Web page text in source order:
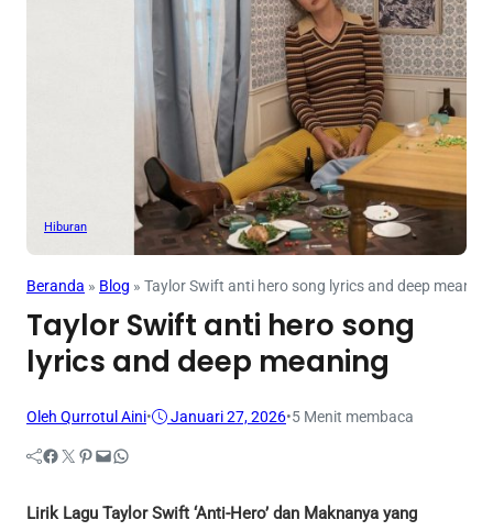
Hiburan
Beranda » Blog » Taylor Swift anti hero song lyrics and deep meaning
Taylor Swift anti hero song
lyrics and deep meaning
Oleh Qurrotul Aini• Januari 27, 2026•5 Menit membaca
Facebook Twitter Pinterest Mail WhatsApp
Lirik Lagu Taylor Swift ‘Anti-Hero’ dan Maknanya yang